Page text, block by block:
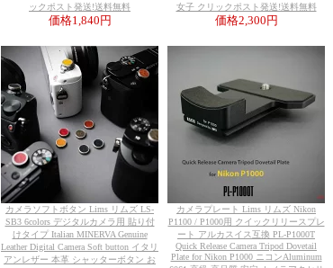
ックポスト発送!送料無料
価格1,840円
女子 クリックポスト発送!送料無料
価格2,300円
カメラソフトボタン Lims リムズ LS-
SB3 6colors デジタルカメラ用 貼り付
けタイプ Italian MINERVA Genuine
Leather Digital Camera Soft button イタリ
アンレザー 本革 シャッターボタン お
カメラプレート Lims リムズ Nikon
P1100 / P1000用 クイックリリースプレ
ート アルカスイス互換 PL-P1000T
Quick Release Camera Tripod Dovetail
Plate for Nikon P1000 ニコンAluminum